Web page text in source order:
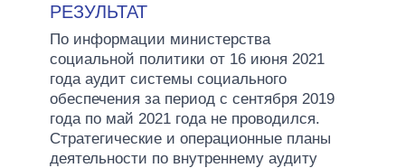
РЕЗУЛЬТАТ
По информации министерства
социальной политики от 16 июня 2021
года аудит системы социального
обеспечения за период с сентября 2019
года по май 2021 года не проводился.
Стратегические и операционные планы
деятельности по внутреннему аудиту